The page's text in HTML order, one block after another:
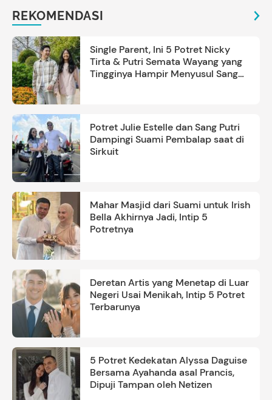
REKOMENDASI
Single Parent, Ini 5 Potret Nicky
Tirta & Putri Semata Wayang yang
Tingginya Hampir Menyusul Sang
Potret Julie Estelle dan Sang Putri
Dampingi Suami Pembalap saat di
Sirkuit
Mahar Masjid dari Suami untuk Irish
Bella Akhirnya Jadi, Intip 5
Potretnya
Deretan Artis yang Menetap di Luar
Negeri Usai Menikah, Intip 5 Potret
Terbarunya
5 Potret Kedekatan Alyssa Daguise
Bersama Ayahanda asal Prancis,
Dipuji Tampan oleh Netizen